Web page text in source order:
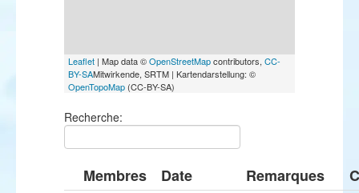
Leaflet | Map data ©OpenStreetMapcontributors, CC-
BY-SAMitwirkende, SRTM | Kartendarstellung: ©
OpenTopoMap (CC-BY-SA)
Recherche:
Membres Date Remarques